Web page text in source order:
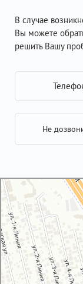
В случае
Вы можете
решить Вашу
Не
GM-City&VAG-Repair
Автосервис, автотехцентр
Магазин автозапчастей и